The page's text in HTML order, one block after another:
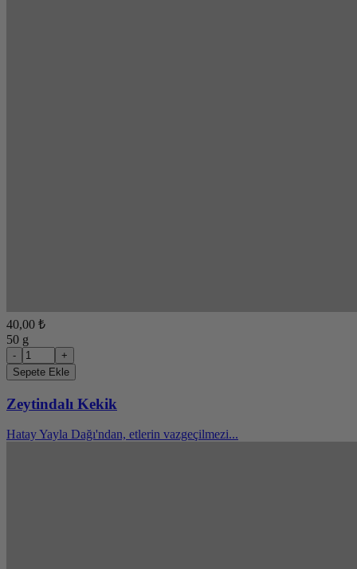
40,00 ₺
50 g
-
+
Sepete Ekle
Zeytindalı Kekik
Hatay Yayla Dağı'ndan, etlerin vazgeçilmezi...